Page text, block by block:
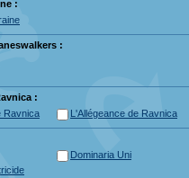
:
:
:
Ravnica
L'Allégeance de Ravnica
Dominaria Uni